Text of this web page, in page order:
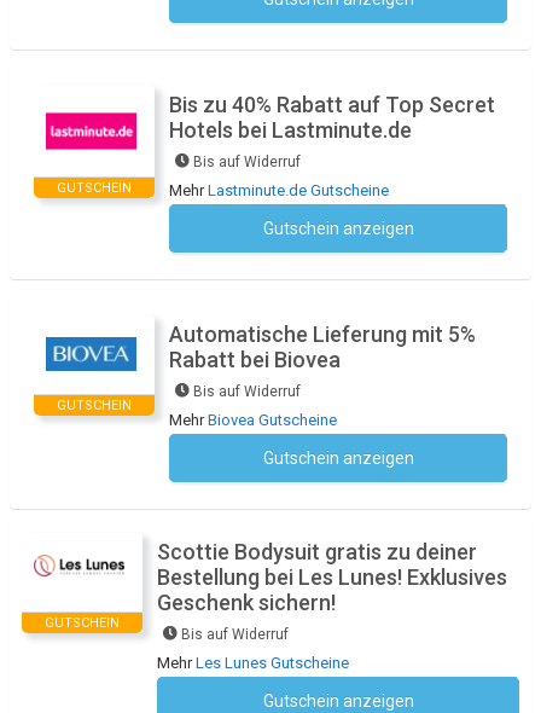
GUTSCHEIN
Bis zu 40% Rabatt auf Top Secret
Hotels bei Lastminute.de
Bis auf Widerruf
MehrLastminute.de Gutscheine
Gutschein anzeigen
GUTSCHEIN
Automatische Lieferung mit 5%
Rabatt bei Biovea
Bis auf Widerruf
MehrBiovea Gutscheine
Gutschein anzeigen
GUTSCHEIN
Scottie Bodysuit gratis zu deiner
Bestellung bei Les Lunes! Exklusives
Geschenk sichern!
Bis auf Widerruf
MehrLes Lunes Gutscheine
Gutschein anzeigen